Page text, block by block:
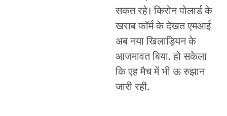
सकत रहे। किरोन पोलार्ड के
खराब फॉर्म के देखत एमआई
अब नया खिलाड़ियन के
आजमावत बिया. हो सकेला
कि एह मैच में भी ऊ रुझान
जारी रही.